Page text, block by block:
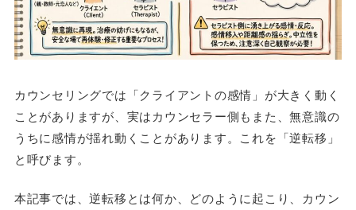
カウンセリングでは「クライアントの感情」が大きく動く
ことがありますが、実はカウンセラー側もまた、無意識の
うちに感情が揺れ動くことがあります。これを「逆転移」
と呼びます。
本記事では、逆転移とは何か、どのように起こり、カウン